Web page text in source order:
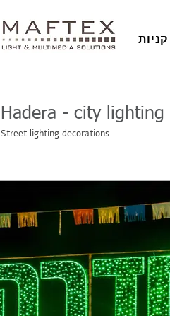
Hadera - city lighting
Street lighting decorations